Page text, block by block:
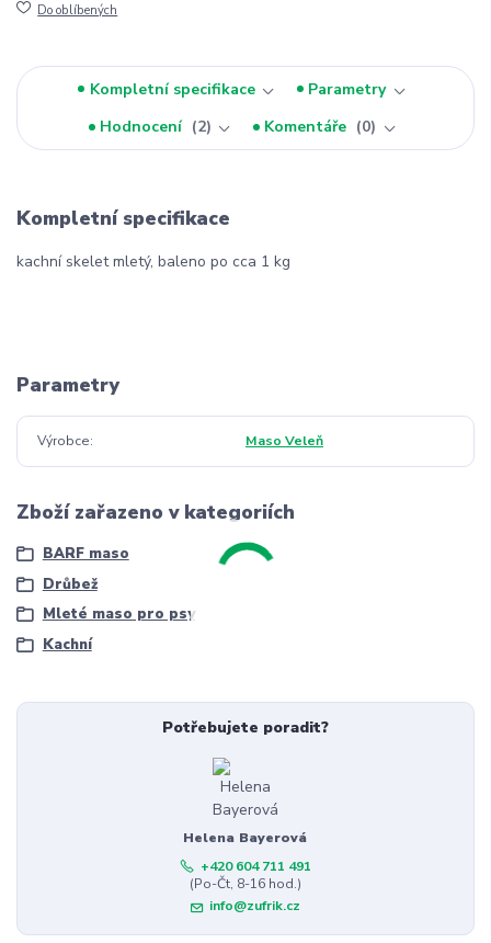
Do oblíbených
Kompletní specifikace
Parametry
Hodnocení
2 Komentáře 0
Kompletní specifikace
kachní skelet mletý, baleno po cca 1 kg
Parametry
Výrobce Maso Veleň
Zboží zařazeno v kategoriích
BARF maso
Drůbež
Mleté maso pro psy
Kachní
Potřebujete poradit?
Helena Bayerová
+420 604 711 491
(Po-Čt, 8-16 hod.)
info@zufrik.cz